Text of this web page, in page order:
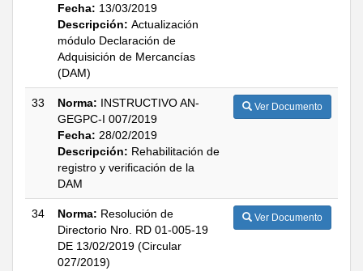
Fecha: 13/03/2019
Descripción: Actualización
módulo Declaración de
Adquisición de Mercancías
(DAM)
33 Norma: INSTRUCTIVO AN-
GEGPC-I 007/2019
Fecha: 28/02/2019
Descripción: Rehabilitación de
registro y verificación de la
DAM
Ver Documento
34 Norma: Resolución de
Directorio Nro. RD 01-005-19
DE 13/02/2019 (Circular
027/2019)
Ver Documento